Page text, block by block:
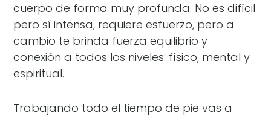
cuerpo de forma muy profunda. No es difícil
pero sí intensa, requiere esfuerzo, pero a
cambio te brinda fuerza equilibrio y
conexión a todos los niveles: físico, mental y
espiritual.
Trabajando todo el tiempo de pie vas a